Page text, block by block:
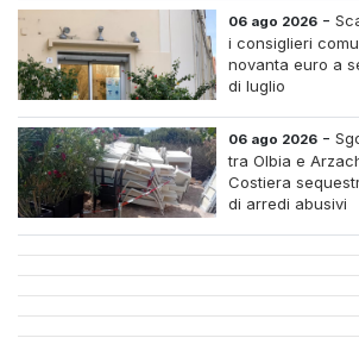
case di riposo.
06 ago 2026 -
i consiglieri
novanta euro a
di luglio
06 ago 2026 -
tra Olbia e
Costiera
di arredi abusivi